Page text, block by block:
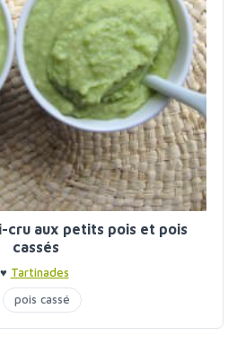
cru aux petits pois et pois
cassés
♥ Tartinades
pois cassé